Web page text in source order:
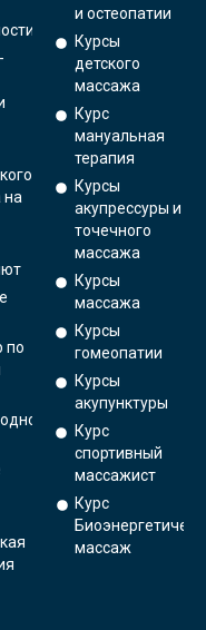
на
по
и остеопатии
Курсы
детского
массажа
Курс
мануальная
терапия
Курсы
акупрессуры и
точечного
массажа
Курсы
массажа
Курсы
гомеопатии
Курсы
акупунктуры
Курс
спортивный
массажист
Курс
массаж